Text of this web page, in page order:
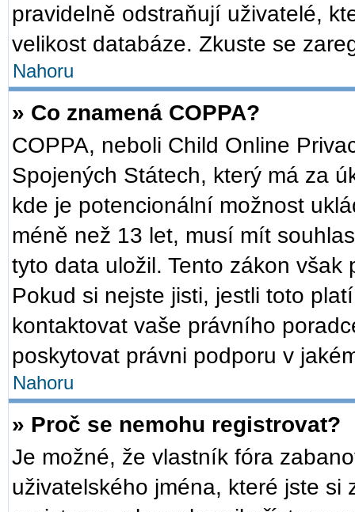
pravidelně odstraňují uživatelé,
velikost databáze. Zkuste se
Nahoru
» Co znamená COPPA?
COPPA, neboli Child Online
Spojených Státech, který má za
kde je potencionální možnost
méně než 13 let, musí mít
tyto data uložil. Tento zákon
Pokud si nejste jisti, jestli toto
kontaktovat vaše právního
poskytovat právni podporu v
Nahoru
» Proč se nemohu registrovat?
Je možné, že vlastník fóra
uživatelského jména, které jste si